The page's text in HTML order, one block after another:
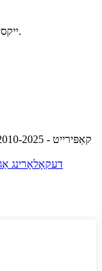
ייקסינג קלינוואטער כעמיקאלן קא., לטד.
© קאַפּירייט - 2010-2025 : אַלע רעכטן רעזערווירט.
דעקאָלאָרינג